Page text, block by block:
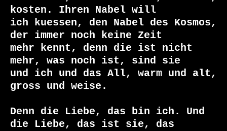
kosten. Ihren Nabel will
ich kuessen, den Nabel des Kosmos,
der immer noch keine Zeit
mehr kennt, denn die ist nicht
mehr, was noch ist, sind sie
und ich und das All, warm und alt,
gross und weise.
Denn die Liebe, das bin ich. Und
die Liebe, das ist sie, das